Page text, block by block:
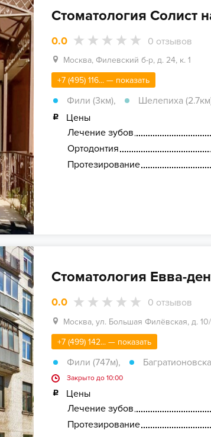
Стоматология Солист
0.0 0 отзывов
Москва, Филевский б-р, д. 24, к. 1
+7 (495) 116... — показать
Фили (3км),
Шелепиха
Цены
Лечение зубов
Ортодонтия
Протезирование
Стоматология Евва-
0.0 0 отзывов
Москва, ул. Большая Филёвская, д. 10/
+7 (499) 142... — показать
Фили (747м),
Закрыто до 10:00
Цены
Лечение зубов
Протезирование